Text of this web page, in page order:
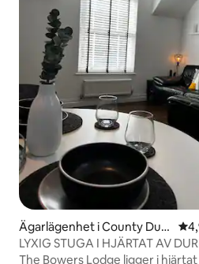
Ägarlägenhet i County Dur
ham
LYXIG STUGA I HJÄRTAT AV
CITY.
The Bowers Lodge ligger i hjärtat